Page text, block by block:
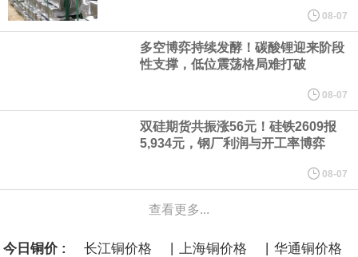
纽约期银突破64美元/盎司，日内涨3.91%。
据报道，威刚近日在法说会上表示，在需求增加、价格走高及货源
稳定的三大有利因素带动下，预期第3季度营运将优于第2季度，并
进一步扩大全年营运成果。
美国国会预算办公室（CBO）于当地时间5日发布报告称，美国海军
计划建造的15艘核动力“特朗普级”（Trump-class）战列舰，从研发
到采购的总费用可能高达2750亿美元，为美国有史以来最昂贵的水
08-07
多空博弈持续发酵！碳酸锂迎来阶段
性支撑，低位震荡格局难打破
08-07
双硅期货共振涨56元！硅铁2609报
5,934元，钢厂利润与开工率博弈
08-07
查看更多...
今日铜价 : 长江铜价格 | 上海铜价格 | 华通铜价格